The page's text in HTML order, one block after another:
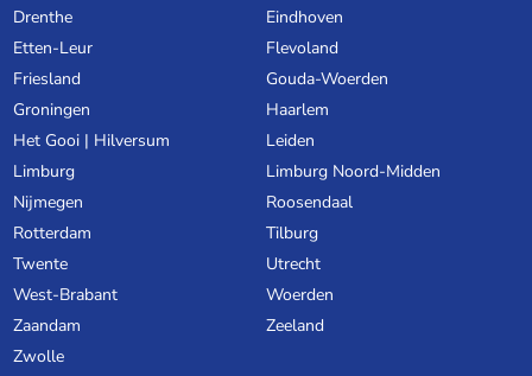
Drenthe
Eindhoven
Etten-Leur
Flevoland
Friesland
Gouda-Woerden
Groningen
Haarlem
Het Gooi | Hilversum
Leiden
Limburg
Limburg Noord-Midden
Nijmegen
Roosendaal
Rotterdam
Tilburg
Twente
Utrecht
West-Brabant
Woerden
Zaandam
Zeeland
Zwolle